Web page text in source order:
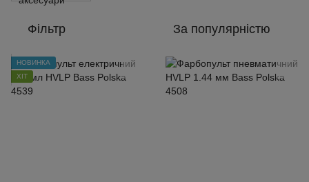
Фільтр За популярністю
НОВИНКА
ХІТ